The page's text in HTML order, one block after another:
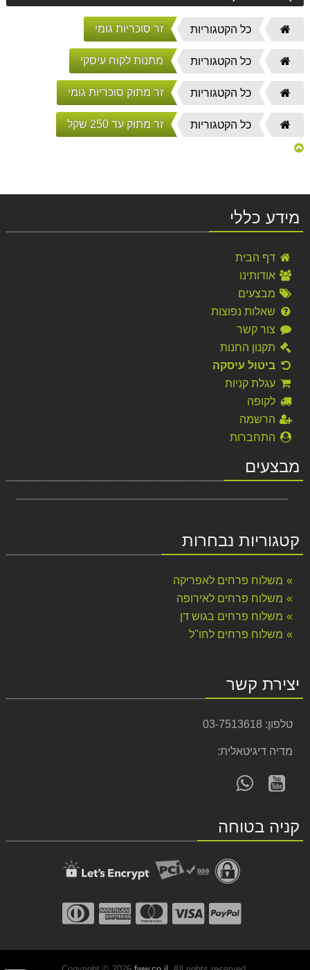
דף
הבית
כל הקטגוריות זר סוכריות גומי
דף
הבית
כל הקטגוריות מתנות לקוח עיסקי
דף
הבית
כל הקטגוריות זר מתוק סוכריות גומי
דף
הבית
כל הקטגוריות זר מתוק עד 250 שקל
מידע כללי
דף הבית
אודותינו
מבצעים
שאלות נפוצות
צור קשר
תקנון החנות
ביטול עיסקה
עגלת קניות
לקופה
הרשמה
התחברות
מבצעים
קטגוריות נבחרות
משלוח פרחים לאפריקה
משלוח פרחים לאירופה
משלוח פרחים בגוש דן
משלוח פרחים לחו''ל
יצירת קשר
טלפון: 03-7513618
מדיה דיגיטאלית:
עקוב
אחרינו
YouTube
WhatsAppקניה בטוחה